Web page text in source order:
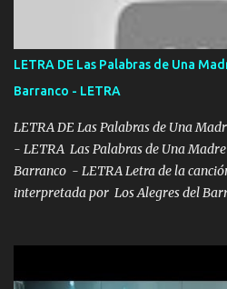
quiero que sea nunca con otra yo
quieres en ese momento te pido que
madre no quiero dejar de tenerte no
chile quisiera ser menos de ti
encierra princesa tu sabes que nunca
la peligro...
LETRA DE Las Palabras de Una
Barranco - LETRA
LETRA DE Las Palabras de Una
- LETRA Las Palabras de Una
Barranco - LETRA Letra de la
interpretada por Los Alegres del
quiso, él tiempo sigue pasando y